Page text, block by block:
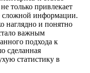
только привлекает
сложной информации.
наглядно и понятно
важным
подхода к
сделанная
статистику в